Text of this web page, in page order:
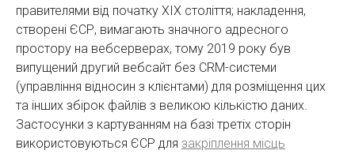
правителями від початку ХІХ століття; накладення,
створені ЄСР, вимагають значного адресного
простору на вебсерверах, тому 2019 року був
випущений другий вебсайт без CRM-системи
(управління відносин з клієнтами) для розміщення цих
та інших збірок файлів з великою кількістю даних.
Застосунки з картуванням на базі третіх сторін
використовуються ЄСР для закріплення місць